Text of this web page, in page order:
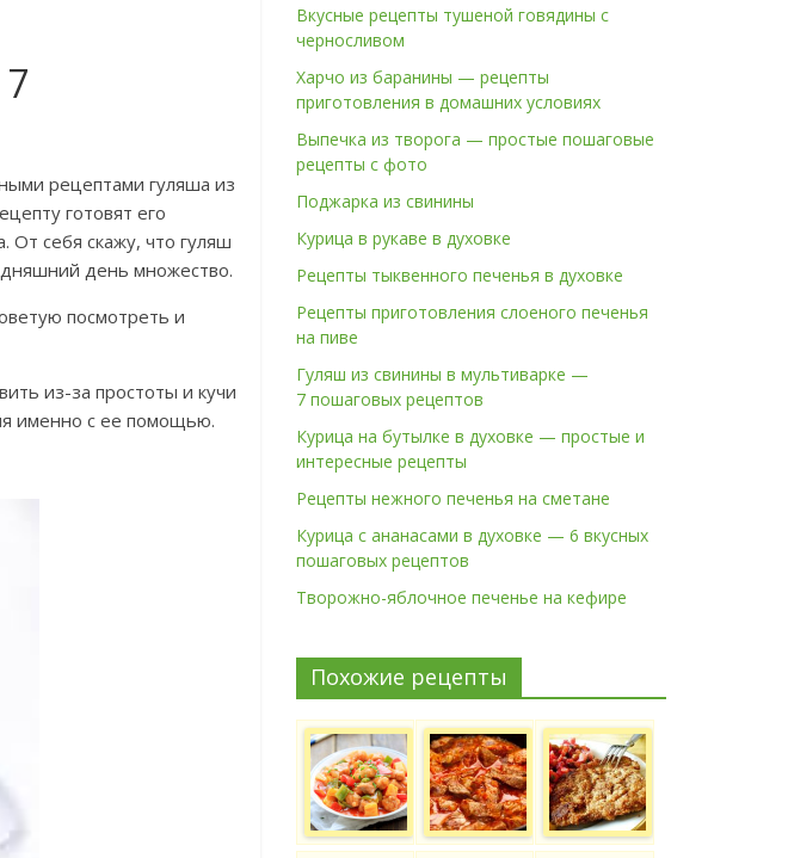
рецептами гуляша из
готовят его
себя скажу, что гуляш
день множество.
посмотреть и
из-за простоты и кучи
именно с ее помощью.
Вкусные рецепты тушеной говядины с
черносливом
Харчо из баранины — рецепты
приготовления в домашних условиях
Выпечка из творога — простые пошаговые
рецепты с фото
Поджарка из свинины
Курица в рукаве в духовке
Рецепты тыквенного печенья в духовке
Рецепты приготовления слоеного печенья
на пиве
Гуляш из свинины в мультиварке —
7 пошаговых рецептов
Курица на бутылке в духовке — простые и
интересные рецепты
Рецепты нежного печенья на сметане
Курица с ананасами в духовке — 6 вкусных
пошаговых рецептов
Творожно-яблочное печенье на кефире
Похожие рецепты